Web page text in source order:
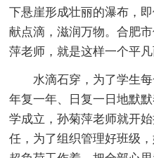
下悬崖形成壮丽的瀑布，
献点滴，滋润万物。合肥
萍老师，就是这样一个平凡
水滴石穿，为了学生
年复一年、日复一日地默
学成立，孙菊萍老师就开
任，为了组织管理好班级